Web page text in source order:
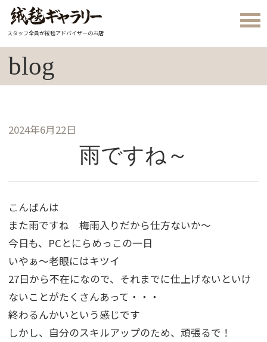
スタッフ全員が絨毯アドバイザーのお店
blog
2024年6月22日
雨ですね～
こんばんは
また雨ですね 梅雨入りだから仕方ないか～
今日も、PCとにらめっこの一日
いやぁ～老眼にはキツイ
27日から不在になので、それまでに仕上げないといけ
ないことがたくさんあって・・・
終わるんかいという感じです
しかし、自分のスキルアップのため、頑張るで！